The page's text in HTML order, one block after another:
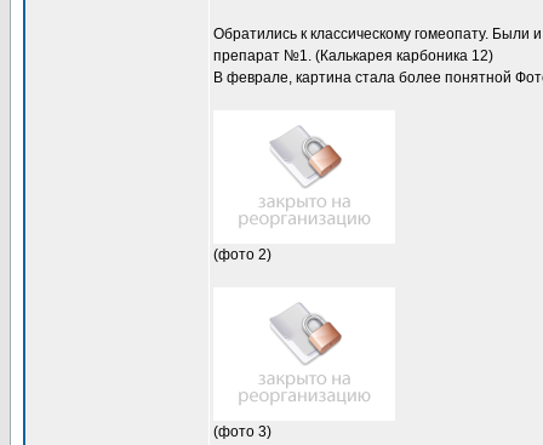
Обратились к классическому гомеопату.
препарат №1. (Калькарея карбоника 12)
В феврале, картина стала более понятной
(фото 2)
(фото 3)